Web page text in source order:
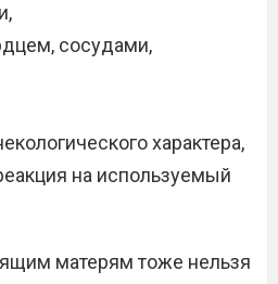
сосудами,
характера,
на используемый
матерям тоже нельзя